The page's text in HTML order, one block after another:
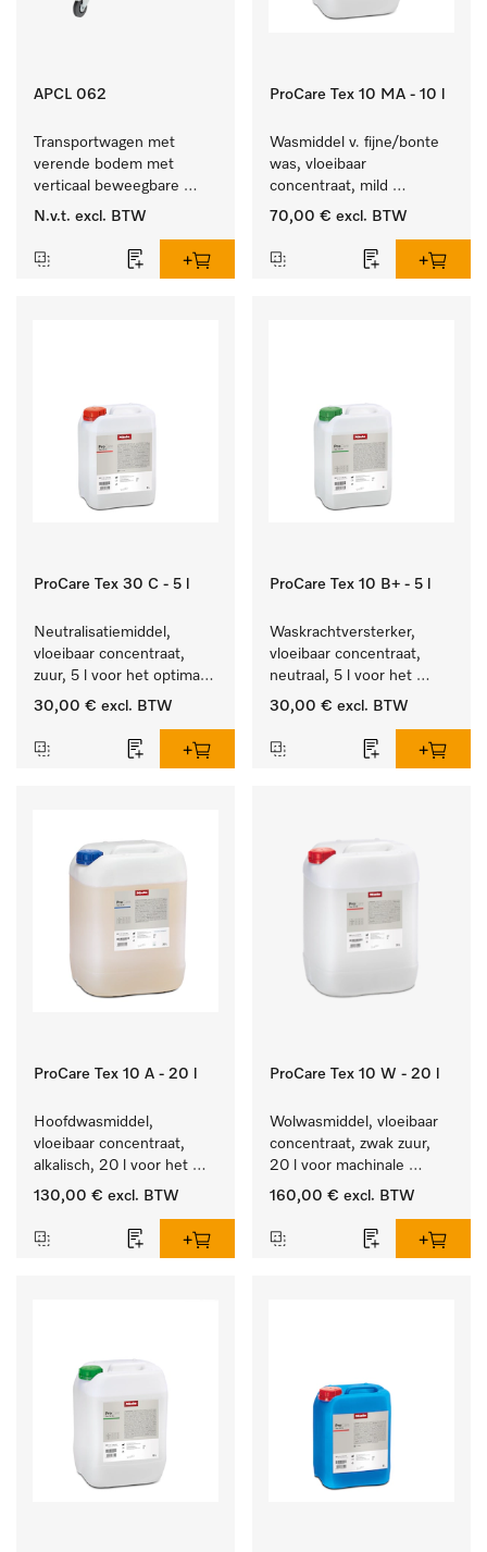
APCL 062
Transportwagen met
verende bodem met
verticaal beweegbare
bodem voor een
greephoogte.
N.v.t. excl. BTW
ProCare Tex 10 MA - 10 l
Wasmiddel v. fijne/bonte
was, vloeibaar
concentraat, mild
alkalisch, 10 l voor het
en gevoelig textiel.
70,00 € excl. BTW
ProCare Tex 30 C - 5 l
Neutralisatiemiddel,
vloeibaar concentraat,
zuur, 5 l voor het optimaal
beschermen van het
neutralisatie.
30,00 € excl. BTW
ProCare Tex 10 B+ - 5 l
Waskrachtversterker,
vloeibaar concentraat,
neutraal, 5 l voor het
effectief verwijderen van
30,00 € excl. BTW
ProCare Tex 10 A - 20 l
Hoofdwasmiddel,
vloeibaar concentraat,
alkalisch, 20 l voor het
reinigen van wit wasgoed
130,00 € excl. BTW
ProCare Tex 10 W - 20 l
Wolwasmiddel, vloeibaar
concentraat, zwak zuur,
20 l voor machinale
reiniging van wol.
160,00 € excl. BTW